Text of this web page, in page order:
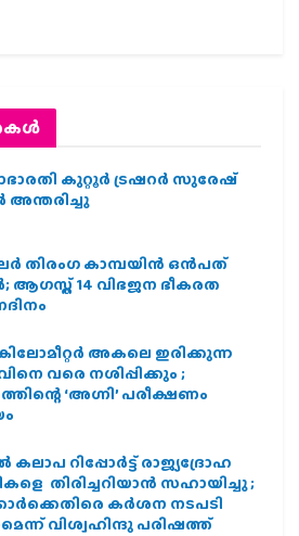
കുറ്റൂർ ട്രഷറർ സുരേഷ്
അന്തരിച്ചു
തിരംഗ കാമ്പയിന്‍ ഒന്‍പത്
ആഗസ്ത് 14 വിഭജന ഭീകരത
അകലെ ഇരിക്കുന്ന
വരെ നശിപ്പിക്കും ;
‘അഗ്നി’ പരീക്ഷണം
റിപ്പോർട്ട് രാജ്യദ്രോഹ
തിരിച്ചറിയാൻ സഹായിച്ചു ;
കർശന നടപടി
വിശ്വഹിന്ദു പരിഷത്ത്